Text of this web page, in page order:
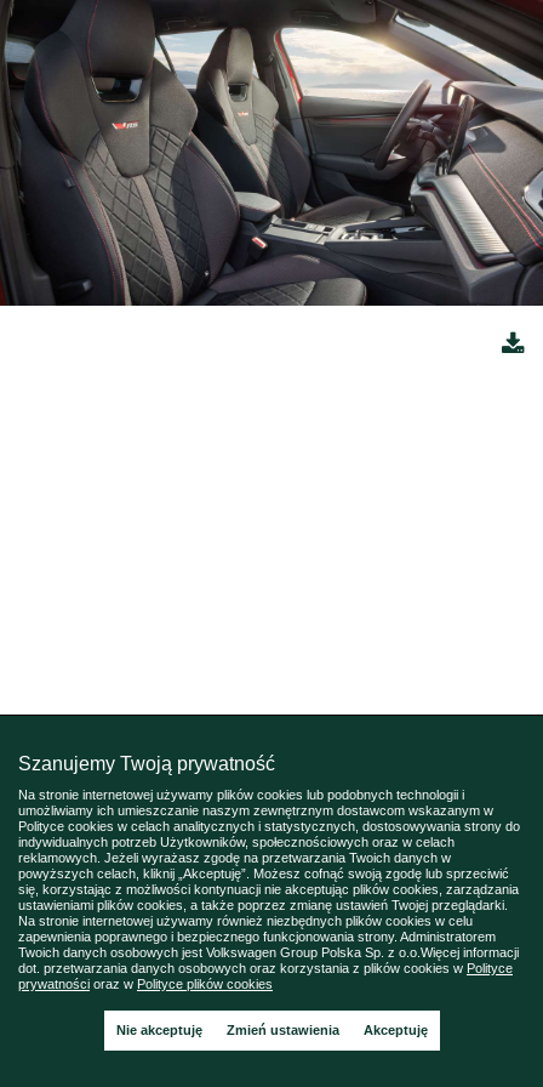
Szanujemy Twoją prywatność
Na stronie internetowej używamy plików cookies lub podobnych technologii i
umożliwiamy ich umieszczanie naszym zewnętrznym dostawcom wskazanym w
Polityce cookies w celach analitycznych i statystycznych, dostosowywania strony do
indywidualnych potrzeb Użytkowników, społecznościowych oraz w celach
reklamowych. Jeżeli wyrażasz zgodę na przetwarzania Twoich danych w
powyższych celach, kliknij „Akceptuję”. Możesz cofnąć swoją zgodę lub sprzeciwić
się, korzystając z możliwości kontynuacji nie akceptując plików cookies, zarządzania
ustawieniami plików cookies, a także poprzez zmianę ustawień Twojej przeglądarki.
Na stronie internetowej używamy również niezbędnych plików cookies w celu
zapewnienia poprawnego i bezpiecznego funkcjonowania strony. Administratorem
Twoich danych osobowych jest Volkswagen Group Polska Sp. z o.o.Więcej informacji
dot. przetwarzania danych osobowych oraz korzystania z plików cookies w Polityce
prywatności oraz w Polityce plików cookies
Nie akceptuję Zmień ustawienia Akceptuję